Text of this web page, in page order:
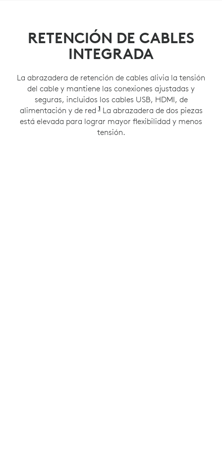
RETENCIÓN DE CABLES
INTEGRADA
La abrazadera de retención de cables alivia la tensión
del cable y mantiene las conexiones ajustadas y
seguras, incluidos los cables USB, HDMI, de
alimentación y de red1Compatible con un patrón
La abrazadera de dos piezas
está elevada para lograr mayor flexibilidad y menos
tensión.